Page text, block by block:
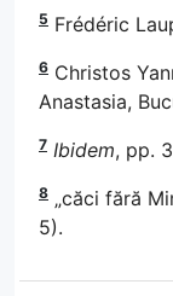
5 Frédéric
6 Christos
Anastasia,
7 Ibidem, pp.
8 „căci fără
5).